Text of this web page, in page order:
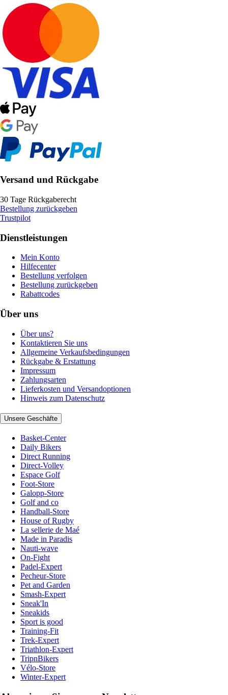
Versand und Rückgabe
30 Tage Rückgaberecht
Bestellung zurückgeben
Trustpilot
Dienstleistungen
Mein Konto
Hilfecenter
Bestellung verfolgen
Bestellung zurückgeben
Rabattcodes
Über uns
Über uns?
Kontaktieren Sie uns
Allgemeine Verkaufsbedingungen
Rückgabe & Erstattung
Impressum
Zahlungsarten
Lieferkosten und Versandoptionen
Hinweis zum Datenschutz
Unsere Geschäfte
Basket-Center
Daily Bikers
Direct Running
Direct-Volley
Espace Golf
Foot-Store
Galopp-Store
Golf and co
Handball-Store
House of Rugby
La sellerie de Maé
Made in Paradis
Nauti-wave
On-Fight
Padel-Expert
Pecheur-Store
Pet and Garden
Smash-Expert
Sneak'In
Sneakids
Sport is good
Training-Fit
Trek-Expert
Triathlon-Expert
TripnBikers
Vélo-Store
Winter-Expert